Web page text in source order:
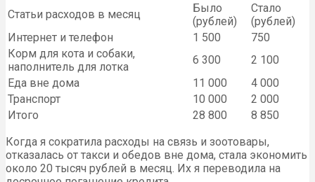
Статьи расходов в месяц
Было
(рублей)
Стало
(рублей)
Интернет и телефон
1 500
750
Корм для кота и собаки,
наполнитель для лотка
6 300
2 100
Еда вне дома
11 000
4 000
Транспорт
10 000
2 000
Итого
28 800
8 850
Когда я сократила расходы на связь и зоотовары,
отказалась от такси и обедов вне дома, стала экономить
около 20 тысяч рублей в месяц. Их я переводила на